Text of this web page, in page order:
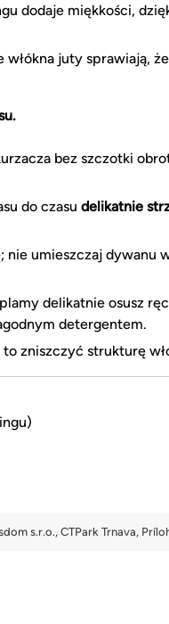
dodaje miękkości,
włókna juty sprawiają,
bez szczotki
do czasu delikatnie
nie umieszczaj dywanu
delikatnie osusz
detergentem.
to zniszczyć strukturę